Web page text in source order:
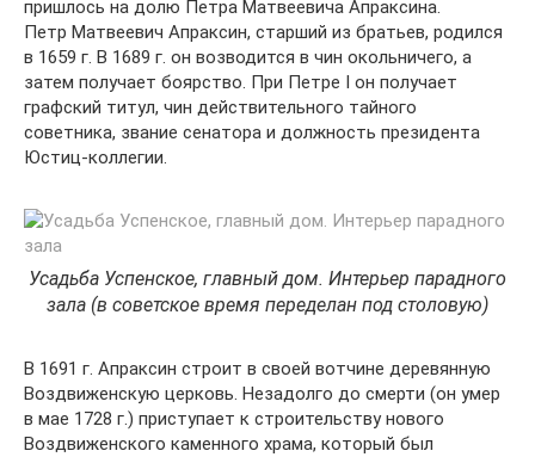
пришлось на долю Петра Матвеевича Апраксина.
Петр Матвеевич Апраксин, старший из братьев, родился
в 1659 г. В 1689 г. он возводится в чин окольничего, а
затем получает боярство. При Петре I он получает
графский титул, чин действительного тайного
советника, звание сенатора и должность президента
Юстиц-коллегии.
Усадьба Успенское, главный дом. Интерьер парадного
зала (в советское время переделан под столовую)
В 1691 г. Апраксин строит в своей вотчине деревянную
Воздвиженскую церковь. Незадолго до смерти (он умер
в мае 1728 г.) приступает к строительству нового
Воздвиженского каменного храма, который был